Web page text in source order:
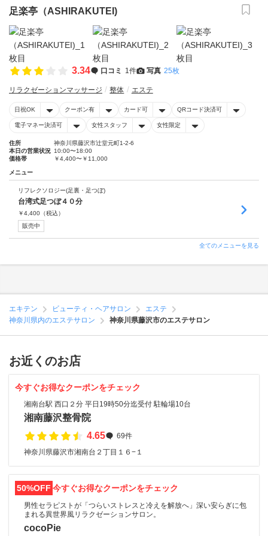
足楽亭（ASHIRAKUTEI)
3.34 口コミ 1件 写真 25枚
リラクゼーションマッサージ 整体 エステ
日祝OK クーポン有 カード可 QRコード決済可
電子マネー決済可 女性スタッフ 女性限定
住所
神奈川県藤沢市辻堂元町1-2-6
本日の営業状況 10:00〜18:00
価格帯
￥4,400〜￥11,000
メニュー
リフレクソロジー(足裏・足つぼ)
台湾式足つぼ４０分
￥4,400 （税込）
販売中
全てのメニューを見る
エキテン ビューティ・ヘアサロン
エステ
神奈川県内のエステサロン
神奈川県藤沢市のエステサロン
お近くのお店
今すぐお得なクーポンをチェック
湘南台駅 西口２分 平日19時50分迄受付 駐輪場10台
湘南藤沢整骨院
4.65
69件
神奈川県藤沢市湘南台２丁目１６−１
50%OFF 今すぐお得なクーポンをチェック
男性セラピストが「つらいストレスと冷えを解放へ」深い安らぎに包
まれる異世界風リラクゼーションサロン。
cocoPie